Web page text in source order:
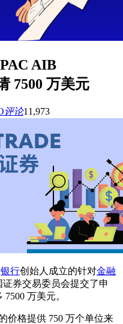
AIB
7500 万美元
评论11,973
银行创始人成立的针对金融
证券交易委员会提交了申
万美元。
价格提供 750 万个单位来